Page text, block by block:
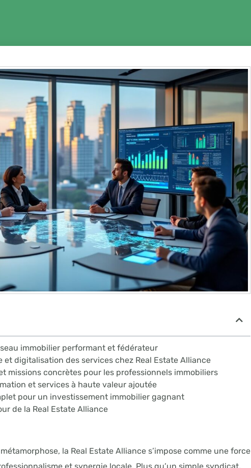
immobilier performant et fédérateur
et digitalisation des services chez Real Estate Alliance
missions concrètes pour les professionnels immobiliers
et services à haute valeur ajoutée
pour un investissement immobilier gagnant
de la Real Estate Alliance
la Real Estate Alliance s’impose comme une force